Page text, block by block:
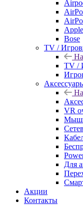
Bose
TV /
TV /
VR
Для
Акции
Контакты